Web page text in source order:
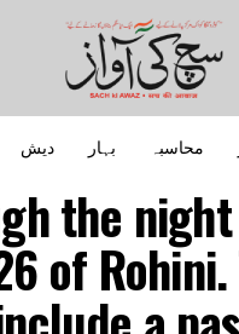
محاسبہ بہار دیش
the
of